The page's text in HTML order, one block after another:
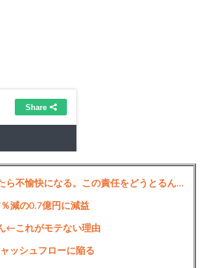
【正論】岡田斗司夫「人間の本音としてブサイクを見たら不愉快になる。この責任をどうとるんだ」
減の0.7億円に減益
←これがモテない理由
ッシュフローに陥る